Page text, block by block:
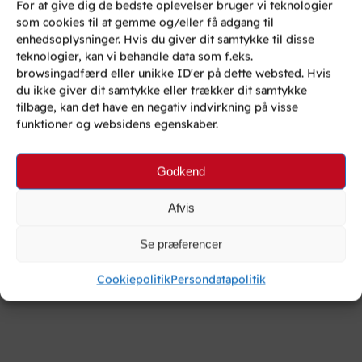
For at give dig de bedste oplevelser bruger vi teknologier
som cookies til at gemme og/eller få adgang til
enhedsoplysninger. Hvis du giver dit samtykke til disse
teknologier, kan vi behandle data som f.eks.
browsingadfærd eller unikke ID'er på dette websted. Hvis
du ikke giver dit samtykke eller trækker dit samtykke
tilbage, kan det have en negativ indvirkning på visse
funktioner og websidens egenskaber.
Godkend
Afvis
Se præferencer
CookiepolitikPersondatapolitik